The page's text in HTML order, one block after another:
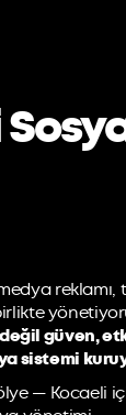
reklamı,
güven,
sistemi
— Kocaeli